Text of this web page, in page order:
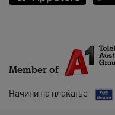
Member of
Начини на плаќање